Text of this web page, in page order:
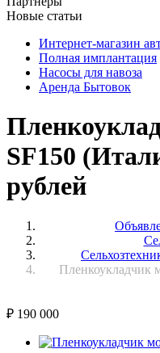
Новые статьи
Интернет-магазин
Полная имплантация
Насосы для навоза
Аренда Бытовок
SF150
рублей
Пленкоукладчик
₽ 190 000